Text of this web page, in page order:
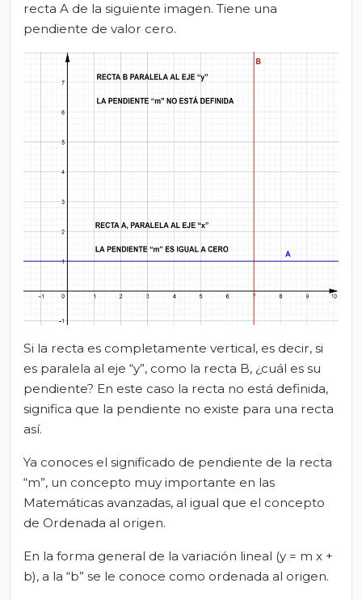
recta A de la siguiente imagen. Tiene una
pendiente de valor cero.
Si la recta es completamente vertical, es decir, si
es paralela al eje “y”, como la recta B, ¿cuál es su
pendiente? En este caso la recta no está definida,
significa que la pendiente no existe para una recta
así.
Ya conoces el significado de pendiente de la recta
“m”, un concepto muy importante en las
Matemáticas avanzadas, al igual que el concepto
de Ordenada al origen.
En la forma general de la variación lineal (y = m x +
b), a la “b” se le conoce como ordenada al origen.